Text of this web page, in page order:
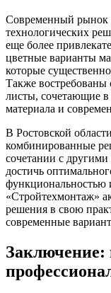
Современный рынок
технологических
еще более
цветные варианты
которые
Также
листы, сочетающие в
материала и
В Ростовской
комбинированные
сочетании с
достичь
функциональностью
«Стройтехмонтаж»
решения в свою
современные
Заключение: